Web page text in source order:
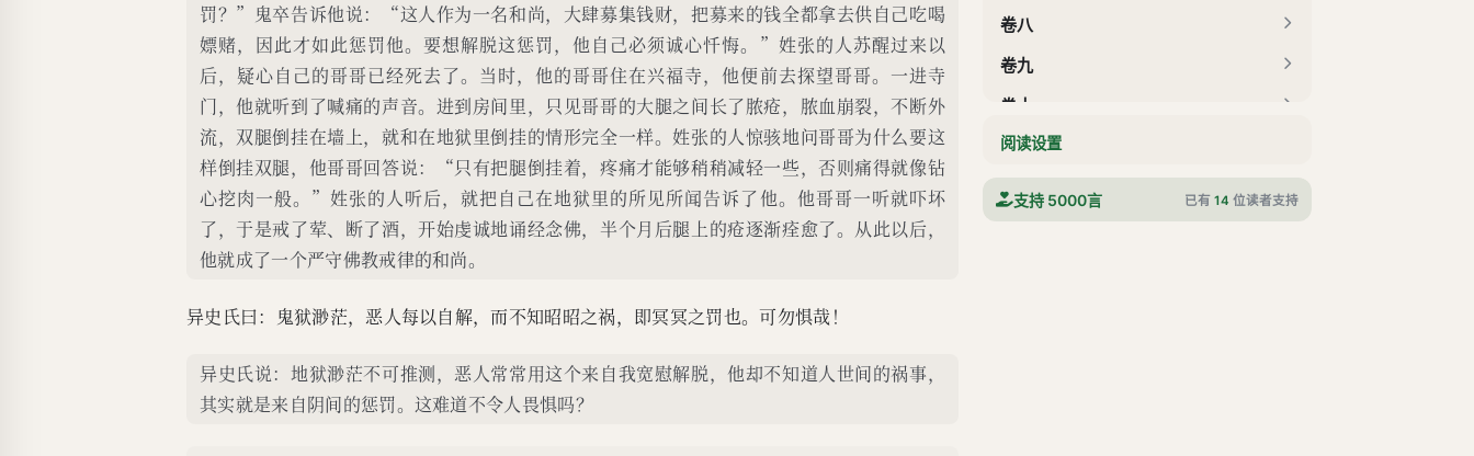
罚？”鬼卒告诉他说：“这人作为一名和尚，大肆募集钱财，把募来的钱全都拿去供自己吃喝
嫖赌，因此才如此惩罚他。要想解脱这惩罚，他自己必须诚心忏悔。”姓张的人苏醒过来以
后，疑心自己的哥哥已经死去了。当时，他的哥哥住在兴福寺，他便前去探望哥哥。一进寺
门，他就听到了喊痛的声音。进到房间里，只见哥哥的大腿之间长了脓疮，脓血崩裂，不断外
流，双腿倒挂在墙上，就和在地狱里倒挂的情形完全一样。姓张的人惊骇地问哥哥为什么要这
样倒挂双腿，他哥哥回答说：“只有把腿倒挂着，疼痛才能够稍稍减轻一些，否则痛得就像钻
心挖肉一般。”姓张的人听后，就把自己在地狱里的所见所闻告诉了他。他哥哥一听就吓坏
了，于是戒了荤、断了酒，开始虔诚地诵经念佛，半个月后腿上的疮逐渐痊愈了。从此以后，
他就成了一个严守佛教戒律的和尚。
异史氏曰：鬼狱渺茫，恶人每以自解，而不知昭昭之祸，即冥冥之罚也。可勿惧哉！
异史氏说：地狱渺茫不可推测，恶人常常用这个来自我宽慰解脱，他却不知道人世间的祸事，
其实就是来自阴间的惩罚。这难道不令人畏惧吗？
卷八
卷九
卷十
卷十一
卷十二
阅读设置
支持 5000言 已有 14 位读者支持